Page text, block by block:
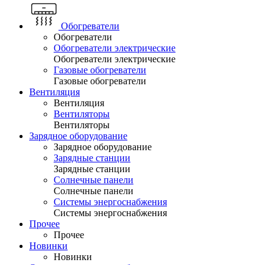
Обогреватели
Обогреватели
Обогреватели электрические
Обогреватели электрические
Газовые обогреватели
Газовые обогреватели
Вентиляция
Вентиляция
Вентиляторы
Вентиляторы
Зарядное оборудование
Зарядное оборудование
Зарядные станции
Зарядные станции
Солнечные панели
Солнечные панели
Системы энергоснабжения
Системы энергоснабжения
Прочее
Прочее
Новинки
Новинки